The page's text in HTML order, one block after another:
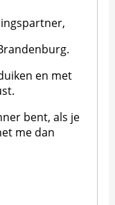
en met
bent, als je
me dan